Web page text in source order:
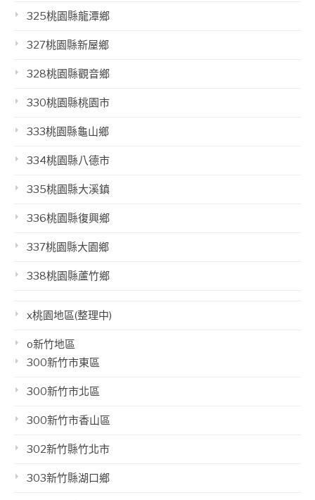
325桃園縣龍潭鄉
327桃園縣新屋鄉
328桃園縣觀音鄉
330桃園縣桃園市
333桃園縣龜山鄉
334桃園縣八德市
335桃園縣大溪鎮
336桃園縣復興鄉
337桃園縣大園鄉
338桃園縣蘆竹鄉
x桃園地區(整理中)
o新竹地區
300新竹市東區
300新竹市北區
300新竹市香山區
302新竹縣竹北市
303新竹縣湖口鄉